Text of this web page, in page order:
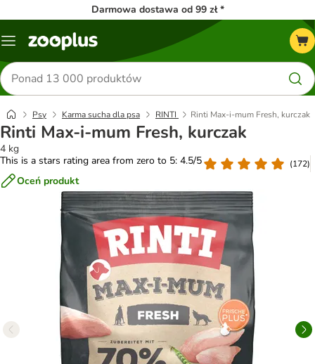
Darmowa dostawa od 99 zł *
Menu
Szukaj
produktów
Psy Karma sucha dla psa RINTI Rinti Max-i-mum Fresh, kurczak
Rinti Max-i-mum Fresh, kurczak
4 kg
This is a stars rating area from zero to 5: 4.5/5
(172)
Oceń produkt